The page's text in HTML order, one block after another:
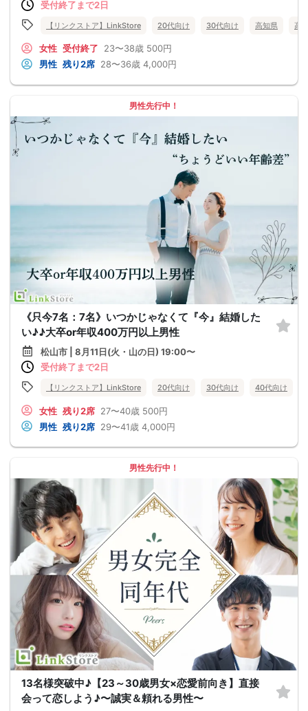
受付終了まで2日
【リンクストア】LinkStore 20代向け 30代向け 高知県 高
女性 受付終了 23〜38歳 500円
男性 残り2席 28〜36歳 4,000円
男性先行中！
《只今7名：7名》いつかじゃなくて『今』結婚した
い♪♪大卒or年収400万円以上男性
松山市 | 8月11日(火・山の日) 19:00〜
受付終了まで2日
【リンクストア】LinkStore 20代向け 30代向け 40代向け
女性 残り2席 27〜40歳 500円
男性 残り2席 29〜41歳 4,000円
男性先行中！
13名様突破中♪【23～30歳男女×恋愛前向き】直接
会って恋しよう♪〜誠実＆頼れる男性〜